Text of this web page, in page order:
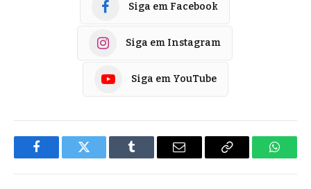
Siga em Facebook
Siga em Instagram
Siga em YouTube
FacebookTwitter Tumblr
E-
Copiar